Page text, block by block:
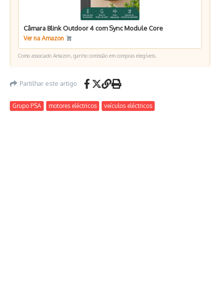
Câmara Blink Outdoor 4 com Sync Module Core
Ver na Amazon
Como associado Amazon, ganho comissão em compras elegíveis.
Partilhar este artigo
Grupo PSA motores eléctricos veículos eléctricos